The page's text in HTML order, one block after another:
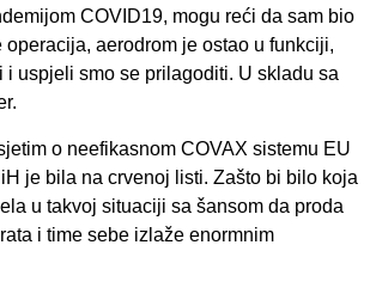
COVID19, mogu reći da sam bio
aerodrom je ostao u funkciji,
i uspjeli smo se prilagoditi. U skladu sa
o neefikasnom COVAX sistemu EU
je bila na crvenoj listi. Zašto bi bilo koja
u takvoj situaciji sa šansom da proda
i time sebe izlaže enormnim